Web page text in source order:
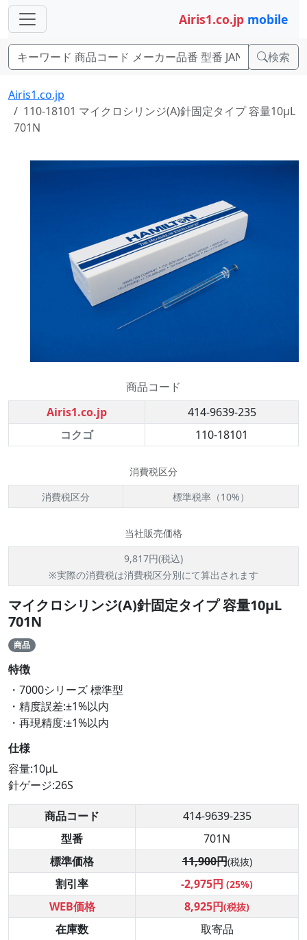
Airis1.co.jp mobile
検索
Airis1.co.jp
110-18101 マイクロシリンジ(A)針固定タイプ 容量10μL
701N
商品コード
Airis1.co.jp
414-9639-235
コクゴ
110-18101
消費税区分
消費税区分
標準税率（10%）
当社販売価格
9,817円(税込)
※実際の消費税は消費税区分別にて算出されます
マイクロシリンジ(A)針固定タイプ 容量10μL
701N
商品
特徴
・7000シリーズ 標準型
・精度誤差:±1%以内
・再現精度:±1%以内
仕様
容量:10μL
針ゲージ:26S
商品コード
414-9639-235
型番
701N
標準価格
11,900円(税抜)
割引率 -2,975円 (25%)
WEB価格 8,925円(税抜)
在庫数
取寄品